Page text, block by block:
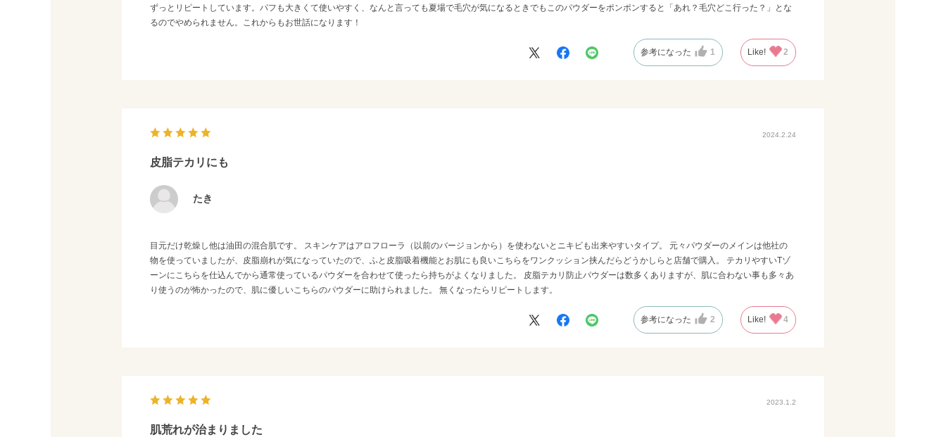
ずっとリピートしています。パフも大きくて使いやすく、なんと言っても夏場で毛穴が気になるときでもこのパウダーをポンポンすると「あれ？毛穴どこ行った？」とな
るのでやめられません。これからもお世話になります！
参考になった 1 Like! 2
2024.2.24
皮脂テカリにも
たき
目元だけ乾燥し他は油田の混合肌です。 スキンケアはアロフローラ（以前のバージョンから）を使わないとニキビも出来やすいタイプ。 元々パウダーのメインは他社の
物を使っていましたが、皮脂崩れが気になっていたので、ふと皮脂吸着機能とお肌にも良いこちらをワンクッション挟んだらどうかしらと店舗で購入。 テカリやすいTゾ
ーンにこちらを仕込んでから通常使っているパウダーを合わせて使ったら持ちがよくなりました。 皮脂テカリ防止パウダーは数多くありますが、肌に合わない事も多々あ
り使うのが怖かったので、肌に優しいこちらのパウダーに助けられました。 無くなったらリピートします。
参考になった 2 Like! 4
2023.1.2
肌荒れが治まりました